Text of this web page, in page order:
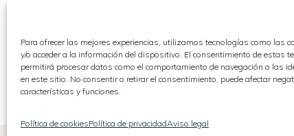
Para ofrecer las mejores experiencias, utilizamos tecnologías como las
y/o acceder a la información del dispositivo. El consentimiento de estas
permitirá procesar datos como el comportamiento de navegación o las
en este sitio. No consentir o retirar el consentimiento, puede afectar
características y funciones.
Política de cookiesPolítica de privacidadAviso legal
Handmade